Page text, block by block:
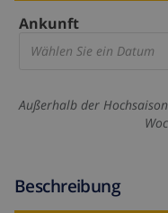
Ankunft
Wählen Sie ein Datum
Außerhalb der
Beschreibung